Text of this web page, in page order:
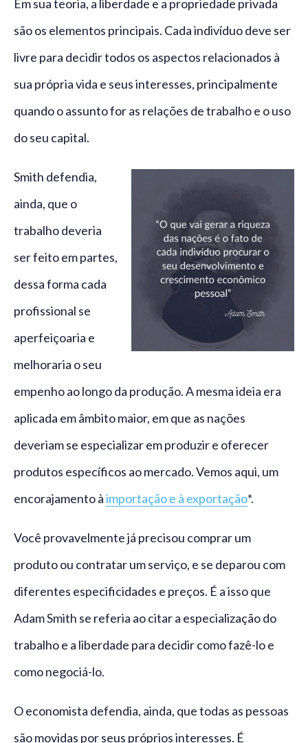
Em sua teoria, a liberdade e a propriedade privada
são os elementos principais. Cada indivíduo deve ser
livre para decidir todos os aspectos relacionados à
sua própria vida e seus interesses, principalmente
quando o assunto for as relações de trabalho e o uso
do seu capital.
Smith defendia,
ainda, que o
trabalho deveria
ser feito em partes,
dessa forma cada
profissional se
aperfeiçoaria e
melhoraria o seu
empenho ao longo da produção. A mesma ideia era
aplicada em âmbito maior, em que as nações
deveriam se especializar em produzir e oferecer
produtos específicos ao mercado. Vemos aqui, um
encorajamento àimportação e à exportação*.
Você provavelmente já precisou comprar um
produto ou contratar um serviço, e se deparou com
diferentes especificidades e preços. É a isso que
Adam Smith se referia ao citar a especialização do
trabalho e a liberdade para decidir como fazê-lo e
como negociá-lo.
O economista defendia, ainda, que todas as pessoas
são movidas por seus próprios interesses. É